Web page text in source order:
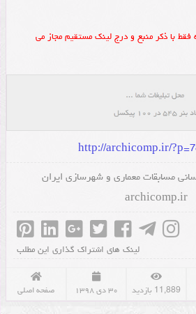
با ذکر منبع و درج لینک مستقیم مجاز می
http://archicomp.ir/
مسابقات معماری و شهرسازی ایران
archicomp.ir
لینک های اشتراک گذاری این مطلب
11,889 بازدید ۳۰ دی ۱۳۹۸ صفحه اصلی